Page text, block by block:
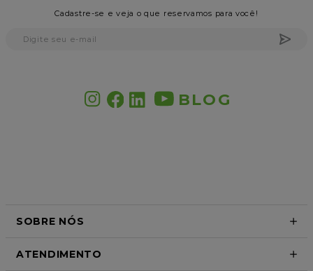
Cadastre-se e veja o que reservamos para você!
BLOG
SOBRE NÓS
ATENDIMENTO